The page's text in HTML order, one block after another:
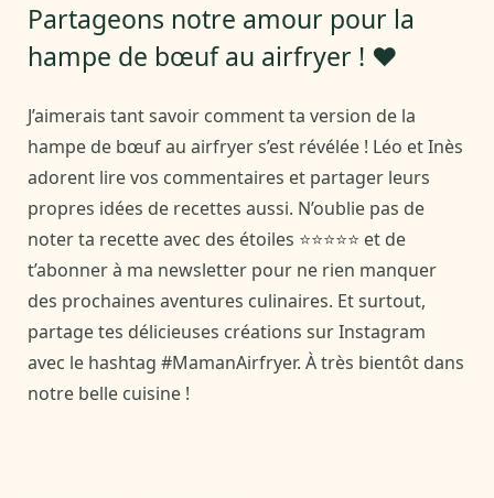
Partageons notre amour pour la
hampe de bœuf au airfryer ! ❤️
J’aimerais tant savoir comment ta version de la
hampe de bœuf au airfryer s’est révélée ! Léo et Inès
adorent lire vos commentaires et partager leurs
propres idées de recettes aussi. N’oublie pas de
noter ta recette avec des étoiles ⭐⭐⭐⭐⭐ et de
t’abonner à ma newsletter pour ne rien manquer
des prochaines aventures culinaires. Et surtout,
partage tes délicieuses créations sur Instagram
avec le hashtag #MamanAirfryer. À très bientôt dans
notre belle cuisine !